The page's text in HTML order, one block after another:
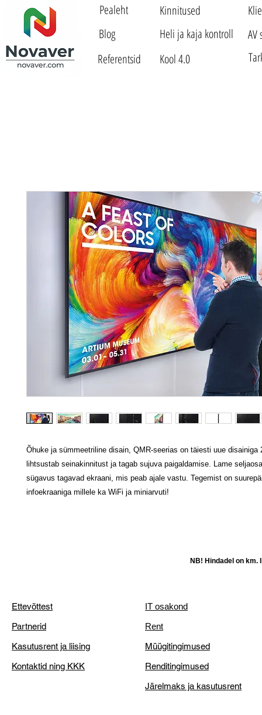
Pealeht
Blog
Referentsid
Heli ja kaja kontroll
Kinnitused
Kool 4.0
Õhuke ja sümmeetriline disain, QMR-seerias on täiesti uue disainiga
lihtsustab seinakinnitust ja tagab sujuva paigaldamise. Lame
sügavus tagavad ekraani, mis peab ajale vastu. Tegemist on
infoekraaniga millele ka WiFi ja miniarvuti!
NB! Hindadel on km.
Ettevõttest
Partnerid
Kasutusrent ja liising
Kontaktid ning KKK
IT osakond
Rent
Müügitingimused
Renditingimused
Järelmaks ja kasutusrent